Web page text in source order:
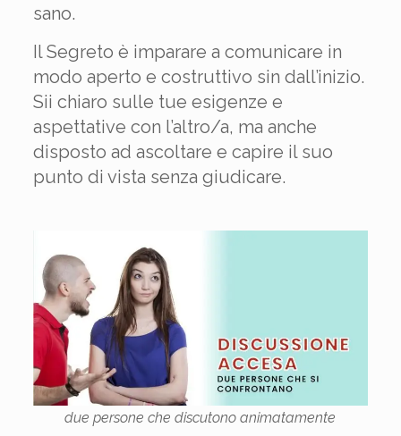
sano.
Il Segreto è imparare a comunicare in
modo aperto e costruttivo sin dall’inizio.
Sii chiaro sulle tue esigenze e
aspettative con l’altro/a, ma anche
disposto ad ascoltare e capire il suo
punto di vista senza giudicare.
due persone che discutono animatamente